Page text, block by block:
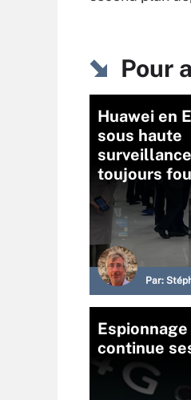
Pour
Huawei en
sous haute
toujours
Par:
continue